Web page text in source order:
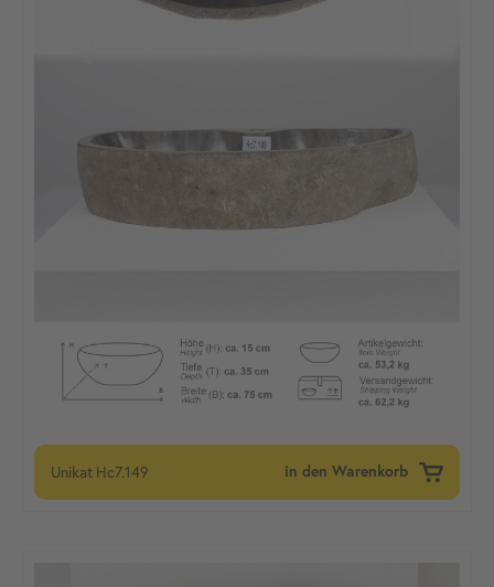
Unikat Hc7.149 in den Warenkorb